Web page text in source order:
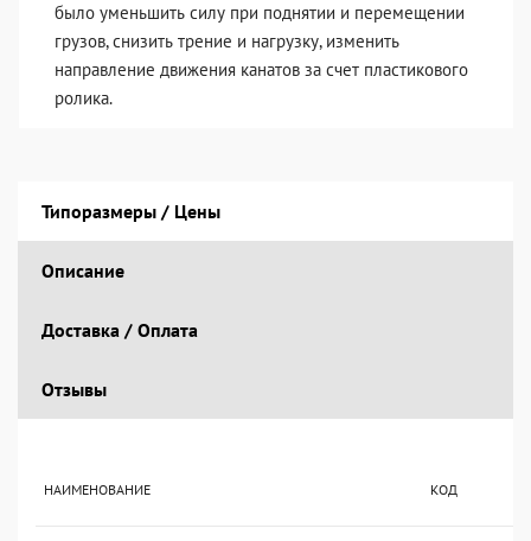
было уменьшить силу при поднятии и перемещении
грузов, снизить трение и нагрузку, изменить
направление движения канатов за счет пластикового
ролика.
Типоразмеры / Цены
Описание
Доставка / Оплата
Отзывы
НАИМЕНОВАНИЕ КОД